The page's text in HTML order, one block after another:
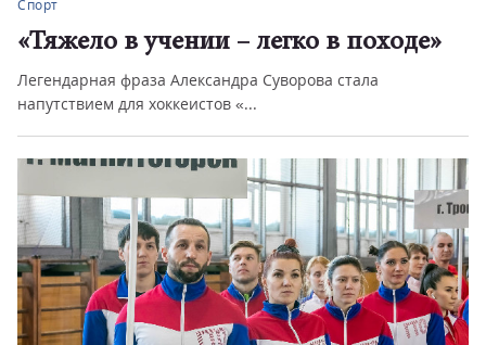
Спорт
«Тяжело в учении – легко в походе»
Легендарная фраза Александра Суворова стала
напутствием для хоккеистов «...